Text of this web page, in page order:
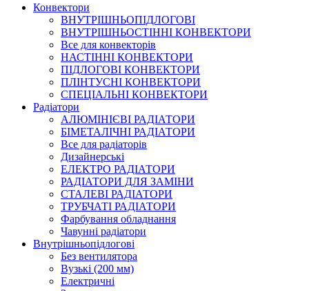
Конвектори
ВНУТРІШНЬОПІДЛОГОВІ
ВНУТРІШНЬОСТІННІ КОНВЕКТОРИ
Все для конвекторів
НАСТІННІ КОНВЕКТОРИ
ПІДЛОГОВІ КОНВЕКТОРИ
ПЛІНТУСНІ КОНВЕКТОРИ
СПЕЦІАЛЬНІ КОНВЕКТОРИ
Радіатори
АЛЮМІНІЄВІ РАДІАТОРИ
БІМЕТАЛІЧНІ РАДІАТОРИ
Все для радіаторів
Дизайнерські
ЕЛЕКТРО РАДІАТОРИ
РАДІАТОРИ ДЛЯ ЗАМІНИ
СТАЛЕВІ РАДІАТОРИ
ТРУБЧАТІ РАДІАТОРИ
Фарбування обладнання
Чавунні радіатори
Внутрішньопідлогові
Без вентилятора
Вузькі (200 мм)
Електричні